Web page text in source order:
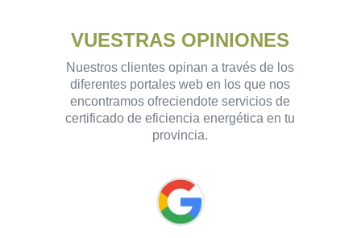
VUESTRAS OPINIONES
Nuestros clientes opinan a través de los
diferentes portales web en los que nos
encontramos ofreciendote servicios de
certificado de eficiencia energética en tu
provincia.